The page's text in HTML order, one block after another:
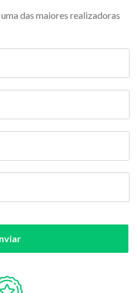
das maiores realizadoras